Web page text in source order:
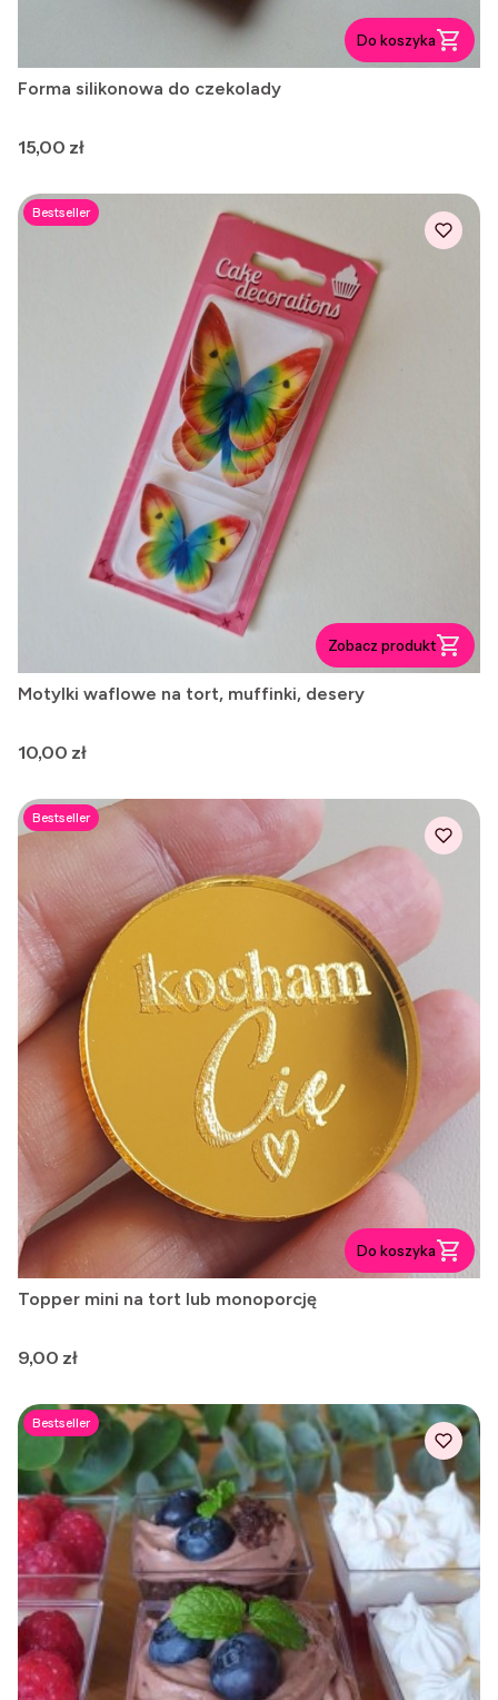
Do koszyka
Forma silikonowa do czekolady
Cena
15,00 zł
Bestseller
Zobacz produkt
Motylki waflowe na tort, muffinki, desery
Cena
10,00 zł
Bestseller
Do koszyka
Topper mini na tort lub monoporcję
Cena
9,00 zł
Bestseller